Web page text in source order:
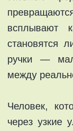
всплывают
становятся
ручки —
между
Человек,
через узкие